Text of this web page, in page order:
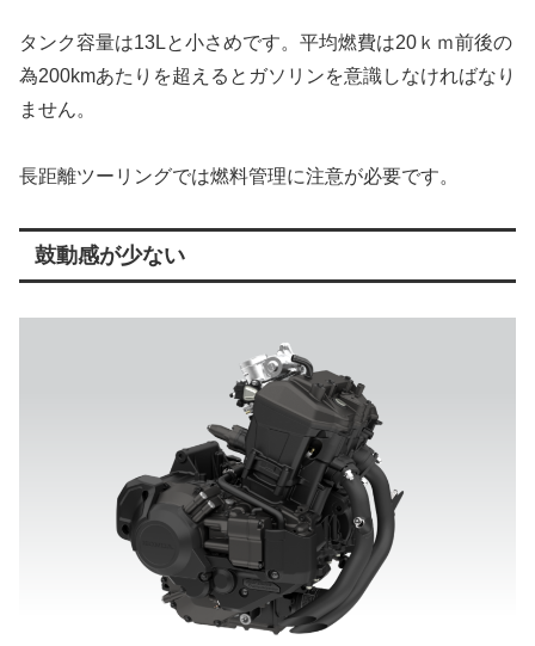
タンク容量は13Lと小さめです。平均燃費は20ｋｍ前後の
為200kmあたりを超えるとガソリンを意識しなければなり
ません。
長距離ツーリングでは燃料管理に注意が必要です。
鼓動感が少ない